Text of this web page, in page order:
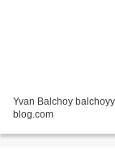
Yvan Balchoy
blog.com